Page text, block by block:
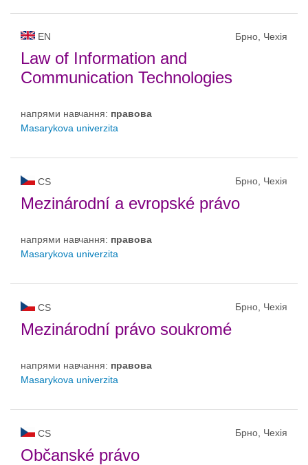
EN Брно, Чехія
Law of Information and
Communication Technologies
напрями навчання: правовa
Masarykova univerzita
CS Брно, Чехія
Mezinárodní a evropské právo
напрями навчання: правовa
Masarykova univerzita
CS Брно, Чехія
Mezinárodní právo soukromé
напрями навчання: правовa
Masarykova univerzita
CS Брно, Чехія
Občanské právo